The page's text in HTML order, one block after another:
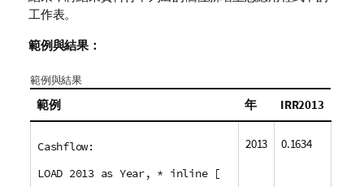
工作表。
範例與結果：
範例與結果
範例 年 IRR2013
Cashflow:
LOAD 2013 as Year, * inline [
2013 0.1634